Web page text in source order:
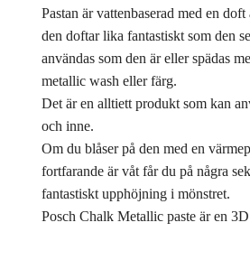
Pastan är vattenbaserad med en
den doftar lika fantastiskt som den
användas som den är eller spädas
metallic wash eller färg.
Det är en alltiett produkt som kan
och inne.
Om du blåser på den med en
fortfarande är våt får du på några
fantastiskt upphöjning i mönstret.
Posch Chalk Metallic paste är en